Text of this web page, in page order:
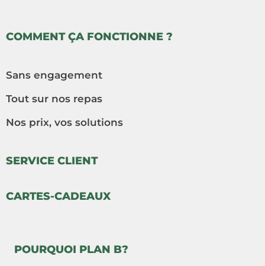
COMMENT ÇA FONCTIONNE ?
Sans engagement
Tout sur nos repas
Nos prix, vos solutions
SERVICE CLIENT
CARTES-CADEAUX
POURQUOI PLAN B?